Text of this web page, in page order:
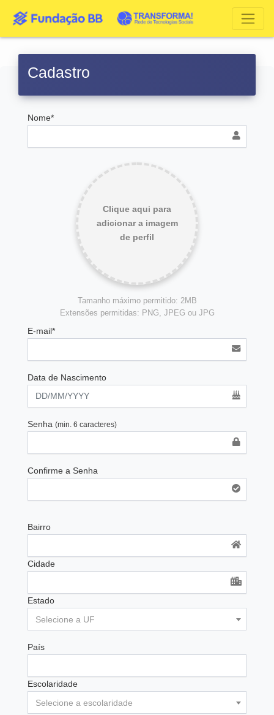
Cadastro
Nome*
Clique aqui para
adicionar a imagem
de perfil
Tamanho máximo permitido: 2MB
Extensões permitidas: PNG, JPEG ou JPG
E-mail*
Data de Nascimento
Senha (min. 6 caracteres)
Confirme a Senha
Bairro
Cidade
Estado
Selecione a UF
País
Escolaridade
Selecione a escolaridade